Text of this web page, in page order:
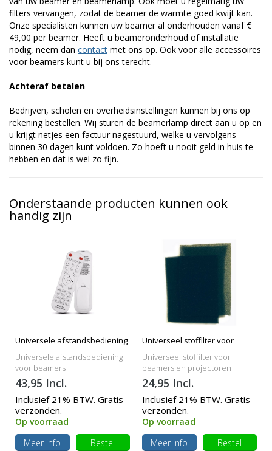
filters vervangen, zodat de beamer de warmte goed kwijt kan.
Onze specialisten kunnen uw beamer al onderhouden vanaf €
49,00 per beamer. Heeft u beameronderhoud of installatie
nodig, neem dan contact met ons op. Ook voor alle accessoires
voor beamers kunt u bij ons terecht.
Achteraf betalen
Bedrijven, scholen en overheidsinstellingen kunnen bij ons op
rekening bestellen. Wij sturen de beamerlamp direct aan u op en
u krijgt netjes een factuur nagestuurd, welke u vervolgens
binnen 30 dagen kunt voldoen. Zo hoeft u nooit geld in huis te
hebben en dat is wel zo fijn.
Onderstaande producten kunnen ook
handig zijn
Universele afstandsbediening
Universele afstandsbediening
voor beamers
43,95 Incl.
Inclusief 21% BTW. Gratis
verzonden.
Op voorraad
Meer info
Bestel
Universeel stoffilter voor
beamers
Universeel stoffilter voor
beamers en projectoren
24,95 Incl.
Inclusief 21% BTW. Gratis
verzonden.
Op voorraad
Meer info
Bestel